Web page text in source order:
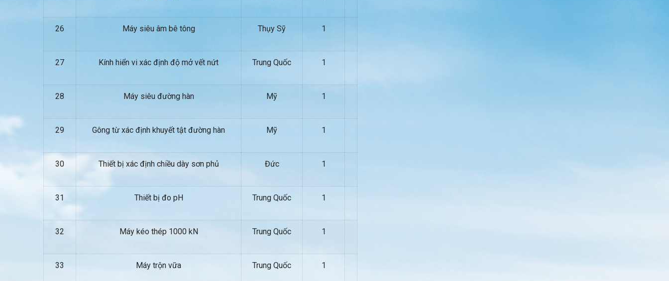
26 Máy siêu âm bê tông Thụy Sỹ 1
27 Kính hiển vi xác định độ mở vết nứt Trung Quốc 1
28 Máy siêu đường hàn Mỹ 1
29 Gông từ xác định khuyết tật đường hàn Mỹ 1
30 Thiết bị xác định chiều dày sơn phủ Đức 1
31 Thiết bị đo pH Trung Quốc 1
32 Máy kéo thép 1000 kN Trung Quốc 1
33 Máy trộn vữa Trung Quốc 1